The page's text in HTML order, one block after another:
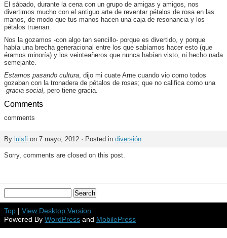
El sábado, durante la cena con un grupo de amigas y amigos, nos
divertimos mucho con el antiguo arte de reventar pétalos de rosa en las
manos, de modo que tus manos hacen una caja de resonancia y los
pétalos truenan.
Nos la gozamos -con algo tan sencillo- porque es divertido, y porque
había una brecha generacional entre los que sabíamos hacer esto (que
éramos minoría) y los veinteañeros que nunca habían visto, ni hecho nada
semejante.
Estamos pasando cultura, dijo mi cuate Arne cuando vio como todos
gozaban con la tronadera de pétalos de rosas; que no califica como una
gracia social, pero tiene gracia.
Comments
comments
By luisfi on 7 mayo, 2012 · Posted in diversión
Sorry, comments are closed on this post.
Top | View Desktop Version
Powered By WordPress and MobilePress